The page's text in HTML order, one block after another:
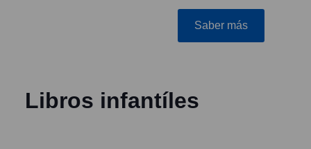
Saber más
Libros infantíles